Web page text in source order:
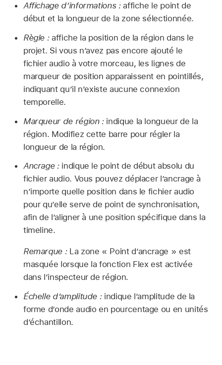
Affichage d’informations :affiche le point de
début et la longueur de la zone sélectionnée.
Règle :affiche la position de la région dans le
projet. Si vous n’avez pas encore ajouté le
fichier audio à votre morceau, les lignes de
marqueur de position apparaissent en pointillés,
indiquant qu’il n’existe aucune connexion
temporelle.
Marqueur de région :indique la longueur de la
région. Modifiez cette barre pour régler la
longueur de la région.
Ancrage :indique le point de début absolu du
fichier audio. Vous pouvez déplacer l’ancrage à
n’importe quelle position dans le fichier audio
pour qu’elle serve de point de synchronisation,
afin de l’aligner à une position spécifique dans la
timeline.
Remarque : La zone « Point d’ancrage » est
masquée lorsque la fonction Flex est activée
dans l’inspecteur de région.
Échelle d’amplitude :indique l’amplitude de la
forme d’onde audio en pourcentage ou en unités
d’échantillon.